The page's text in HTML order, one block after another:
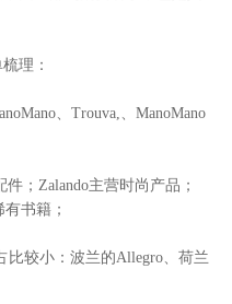
理：
、Trouva,、ManoMano
；Zalando主营时尚产品；
书籍；
比较小：波兰的Allegro、荷兰